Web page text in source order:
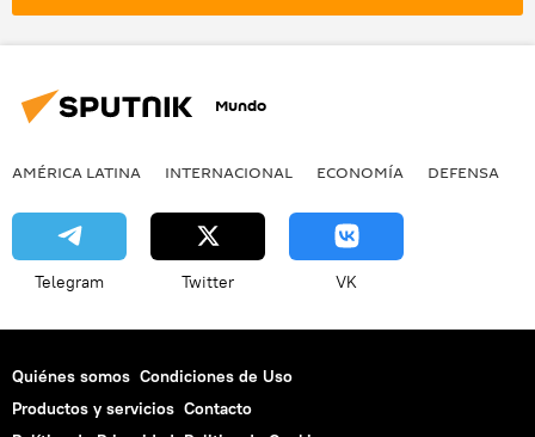
Mundo
AMÉRICA LATINA INTERNACIONAL ECONOMÍA DEFENSA
Telegram Twitter VK
Quiénes somos Condiciones de Uso
Productos y servicios Contacto